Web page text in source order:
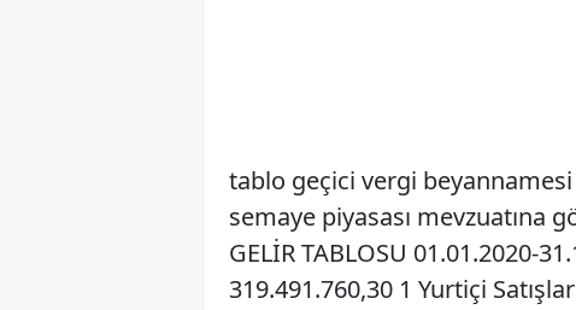
tablo geçici vergi
semaye piyasası mevzuatına
GELİR TABLOSU 01.01.2020-
319.491.760,30 1 Yurtiçi